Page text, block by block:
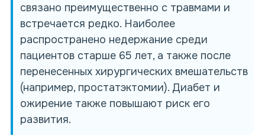
связано преимущественно с травмами и
встречается редко. Наиболее
распространено недержание среди
пациентов старше 65 лет, а также после
перенесенных хирургических вмешательств
(например, простатэктомии). Диабет и
ожирение также повышают риск его
развития.